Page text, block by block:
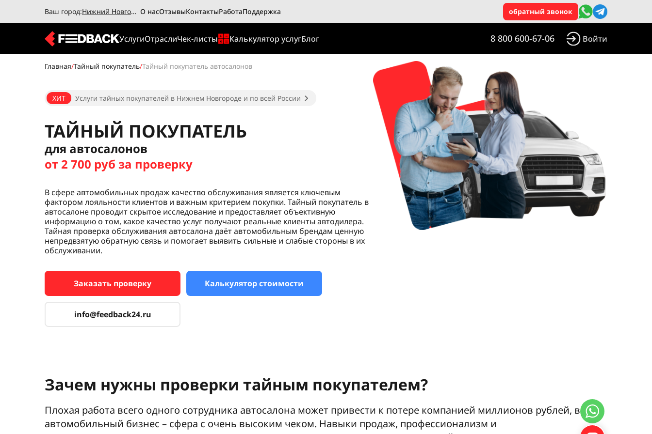
Ваш город: Нижний Новгород О насОтзывыКонтактыРаботаПоддержка обратный звонок
УслугиОтраслиЧек-листы Калькулятор услугБлог 8 800 600-67-06 Войти
Главная/Тайный покупатель/Тайный покупатель автосалонов
ХИТ Услуги тайных покупателей в Нижнем Новгороде и по всей России
ТАЙНЫЙ ПОКУПАТЕЛЬ
для автосалонов
от 2 700 руб за проверку
В сфере автомобильных продаж качество обслуживания является ключевым
фактором лояльности клиентов и важным критерием покупки. Тайный покупатель в
автосалоне проводит скрытое исследование и предоставляет объективную
информацию о том, какое качество услуг получают реальные клиенты автодилера.
Тайная проверка обслуживания автосалона даёт автомобильным брендам ценную
непредвзятую обратную связь и помогает выявить сильные и слабые стороны в их
обслуживании.
Заказать проверку Калькулятор стоимости
info@feedback24.ru
Зачем нужны проверки тайным покупателем?
Плохая работа всего одного сотрудника автосалона может привести к потере компанией миллионов рублей, ведь
автомобильный бизнес – сфера с очень высоким чеком. Навыки продаж, профессионализм и